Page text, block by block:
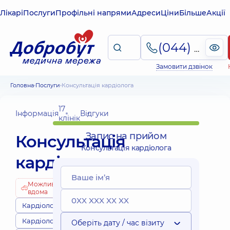
ЛікаріПослугиПрофільні напрямиАдресиЦіниБільшеАкції
(044) 495-2-888
Замовити дзвінок
Головна Послуги Консультація кардіолога
Інформація17
клінікВідгуки
Консультація
кардіолога
Можливо
вдома
Кардіологи
Кардіологія
Запис на прийом
Консультація кардіолога
Оберіть дату / час візиту